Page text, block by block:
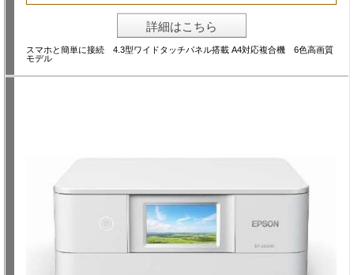
詳細はこちら
スマホと簡単に接続 4.3型ワイドタッチパネル搭載 A4対応複合機 6色高画質
モデル